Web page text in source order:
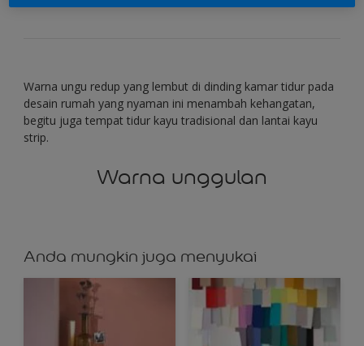
Warna ungu redup yang lembut di dinding kamar tidur pada
desain rumah yang nyaman ini menambah kehangatan,
begitu juga tempat tidur kayu tradisional dan lantai kayu
strip.
Warna unggulan
Anda mungkin juga menyukai